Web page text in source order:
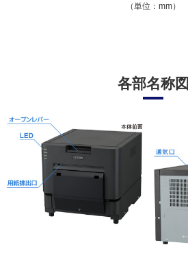
（単位：mm）
各部名称図